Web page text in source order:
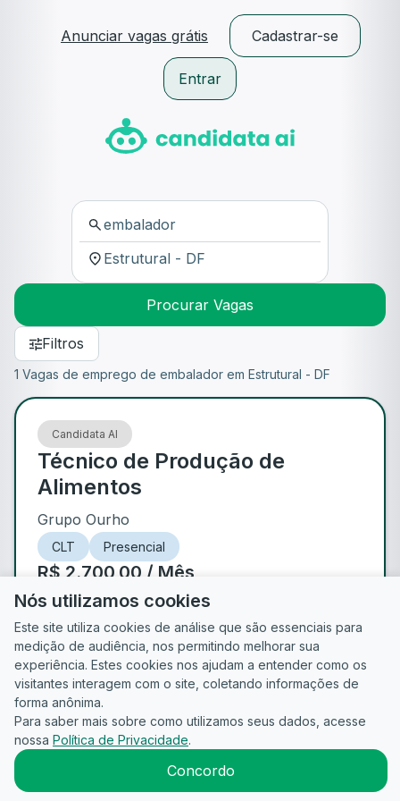
Anunciar vagas grátis Cadastrar-se
Entrar
Procurar Vagas
Filtros
1 Vagas de emprego de embalador em Estrutural - DF
Candidata AI
Técnico de Produção de
Alimentos
Grupo Ourho
CLT Presencial
R$ 2.700,00 / Mês
São Paulo
de1
Guia do
Candidato
Para
empresas
Política de
Privacidade
Termos
2026CandidataAI
Nós utilizamos cookies
Este site utiliza cookies de análise que são essenciais para
medição de audiência, nos permitindo melhorar sua
experiência. Estes cookies nos ajudam a entender como os
visitantes interagem com o site, coletando informações de
forma anônima.
Para saber mais sobre como utilizamos seus dados, acesse
nossa Política de Privacidade.
Concordo